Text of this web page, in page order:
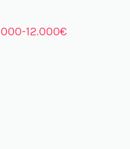
12.000€